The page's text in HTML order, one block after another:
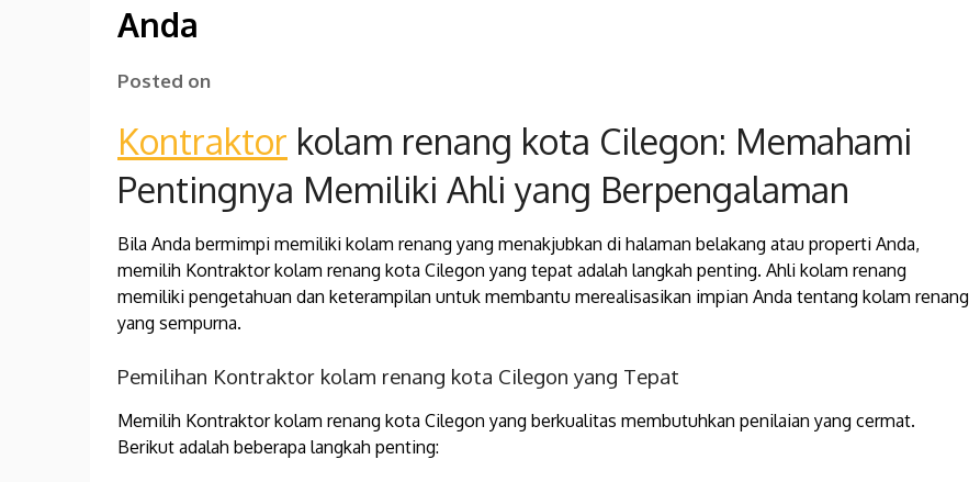
Anda
Posted on
Kontraktor kolam renang kota Cilegon: Memahami
Pentingnya Memiliki Ahli yang Berpengalaman
Bila Anda bermimpi memiliki kolam renang yang menakjubkan di halaman belakang atau properti Anda,
memilih Kontraktor kolam renang kota Cilegon yang tepat adalah langkah penting. Ahli kolam renang
memiliki pengetahuan dan keterampilan untuk membantu merealisasikan impian Anda tentang kolam renang
yang sempurna.
Pemilihan Kontraktor kolam renang kota Cilegon yang Tepat
Memilih Kontraktor kolam renang kota Cilegon yang berkualitas membutuhkan penilaian yang cermat.
Berikut adalah beberapa langkah penting: